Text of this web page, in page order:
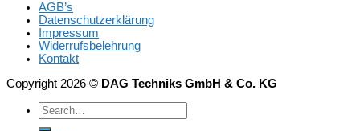
AGB’s
Datenschutzerklärung
Impressum
Widerrufsbelehrung
Kontakt
Copyright 2026 © DAG Techniks GmbH & Co. KG